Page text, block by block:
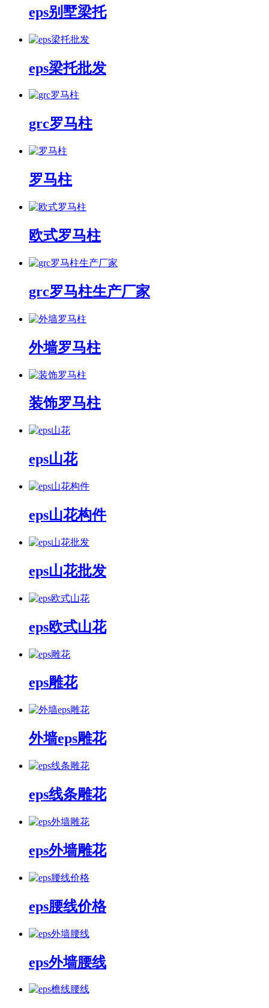
eps别墅梁托
eps梁托批发
grc罗马柱
罗马柱
欧式罗马柱
grc罗马柱生产厂家
外墙罗马柱
装饰罗马柱
eps山花
eps山花构件
eps山花批发
eps欧式山花
eps雕花
外墙eps雕花
eps线条雕花
eps外墙雕花
eps腰线价格
eps外墙腰线